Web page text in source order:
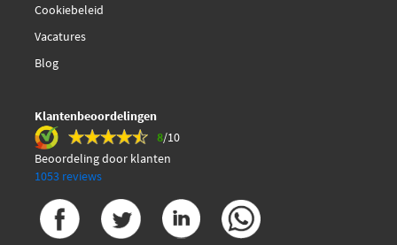
Cookiebeleid
Vacatures
Blog
Klantenbeoordelingen
8/10
Beoordeling door klanten
1053 reviews